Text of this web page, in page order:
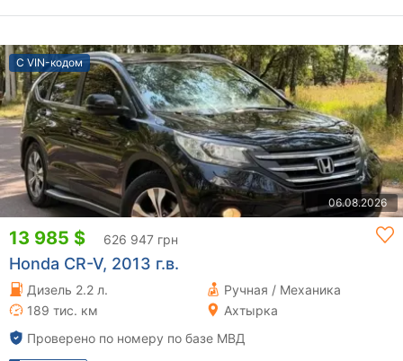
С VIN-кодом
06.08.2026
13 985 $ 626 947 грн
Honda CR-V, 2013 г.в.
Дизель 2.2 л.
Ручная / Механика
189 тис. км
Ахтырка
Проверено по номеру по базе МВД